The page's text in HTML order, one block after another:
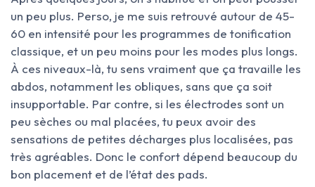
un peu plus. Perso, je me suis retrouvé autour de 45-
60 en intensité pour les programmes de tonification
classique, et un peu moins pour les modes plus longs.
À ces niveaux-là, tu sens vraiment que ça travaille les
abdos, notamment les obliques, sans que ça soit
insupportable. Par contre, si les électrodes sont un
peu sèches ou mal placées, tu peux avoir des
sensations de petites décharges plus localisées, pas
très agréables. Donc le confort dépend beaucoup du
bon placement et de l’état des pads.